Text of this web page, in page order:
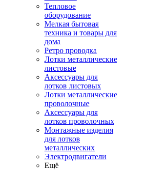
Тепловое
оборудование
Мелкая бытовая
техника и товары для
дома
Ретро проводка
Лотки металлические
листовые
Аксессуары для
лотков листовых
Лотки металлические
проволочные
Аксессуары для
лотков проволочных
Монтажные изделия
для лотков
металлических
Электродвигатели
Ещё